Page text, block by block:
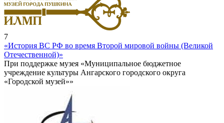
7
«История ВС РФ во время Второй мировой войны (Великой
Отечественной)»
При поддержке музея «Муниципальное бюджетное
учреждение культуры Ангарского городского округа
«Городской музей»»